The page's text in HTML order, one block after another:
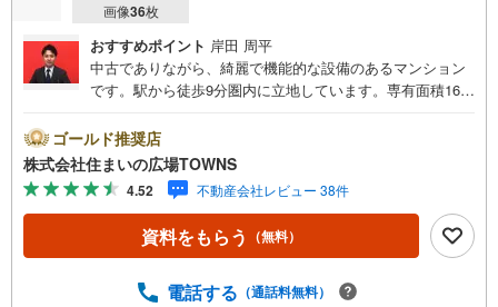
画像36枚
おすすめポイント 岸田 周平
中古でありながら、綺麗で機能的な設備のあるマンション
です。駅から徒歩9分圏内に立地しています。専有面積16.6
用にも適しているのではないでしょうか。回線ラクラク、
高速インターネットを導入でパソコンを快適に利用出来ま
す。静かで緑豊かな住宅地に暮らしていただければ、落ち
着いた日々を過ごすことができます。【年中無休/9:00～21:
00】人気物件は特にお問い合わせが集中するため、お早め
にお電話下さい。「室内・現地を見学する」ボタンよりご
承っております。○住宅ローンのご相談○ライフプランのシ
ゴールド推奨店
株式会社住まいの広場TOWNS
4.52 不動産会社レビュー 38件
資料をもらう （無料）
電話する （通話料無料）